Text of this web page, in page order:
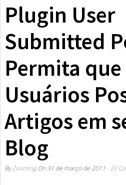
Plugin User
Submitted
Permita que
Usuários
Artigos em
Blog
ByZoomingOn 31 de março de 2011 · 20